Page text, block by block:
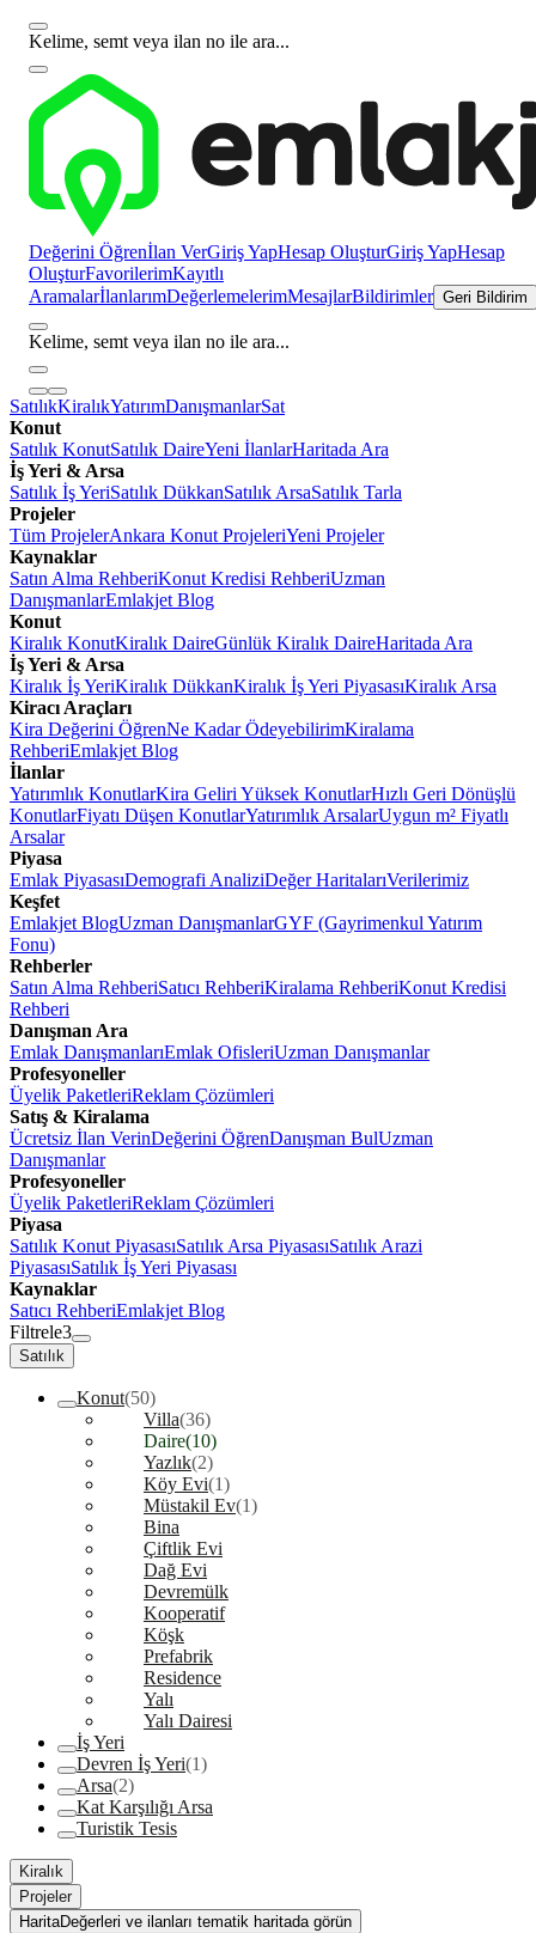
Kelime, semt veya ilan no ile ara...
Değerini Öğrenİlan VerGiriş YapHesap OluşturGiriş YapHesap
OluşturFavorilerimKayıtlı
AramalarİlanlarımDeğerlemelerimMesajlarBildirimler Geri Bildirim
Kelime, semt veya ilan no ile ara...
SatılıkKiralıkYatırımDanışmanlarSat
Konut
Satılık KonutSatılık DaireYeni İlanlarHaritada Ara
İş Yeri & Arsa
Satılık İş YeriSatılık DükkanSatılık ArsaSatılık Tarla
Projeler
Tüm ProjelerAnkara Konut ProjeleriYeni Projeler
Kaynaklar
Satın Alma RehberiKonut Kredisi RehberiUzman
DanışmanlarEmlakjet Blog
Konut
Kiralık KonutKiralık DaireGünlük Kiralık DaireHaritada Ara
İş Yeri & Arsa
Kiralık İş YeriKiralık DükkanKiralık İş Yeri PiyasasıKiralık Arsa
Kiracı Araçları
Kira Değerini ÖğrenNe Kadar ÖdeyebilirimKiralama
RehberiEmlakjet Blog
İlanlar
Yatırımlık KonutlarKira Geliri Yüksek KonutlarHızlı Geri Dönüşlü
KonutlarFiyatı Düşen KonutlarYatırımlık ArsalarUygun m² Fiyatlı
Arsalar
Piyasa
Emlak PiyasasıDemografi AnaliziDeğer HaritalarıVerilerimiz
Keşfet
Emlakjet BlogUzman DanışmanlarGYF (Gayrimenkul Yatırım
Fonu)
Rehberler
Satın Alma RehberiSatıcı RehberiKiralama RehberiKonut Kredisi
Rehberi
Danışman Ara
Emlak DanışmanlarıEmlak OfisleriUzman Danışmanlar
Profesyoneller
Üyelik PaketleriReklam Çözümleri
Satış & Kiralama
Ücretsiz İlan VerinDeğerini ÖğrenDanışman BulUzman
Danışmanlar
Profesyoneller
Üyelik PaketleriReklam Çözümleri
Piyasa
Satılık Konut PiyasasıSatılık Arsa PiyasasıSatılık Arazi
PiyasasıSatılık İş Yeri Piyasası
Kaynaklar
Satıcı RehberiEmlakjet Blog
Filtrele3
Satılık
Konut(50)
Villa(36)
Daire(10)
Yazlık(2)
Köy Evi(1)
Müstakil Ev(1)
Bina
Çiftlik Evi
Dağ Evi
Devremülk
Kooperatif
Köşk
Prefabrik
Residence
Yalı
Yalı Dairesi
İş Yeri
Devren İş Yeri(1)
Arsa(2)
Kat Karşılığı Arsa
Turistik Tesis
Kiralık
Projeler
HaritaDeğerleri ve ilanları tematik haritada görün